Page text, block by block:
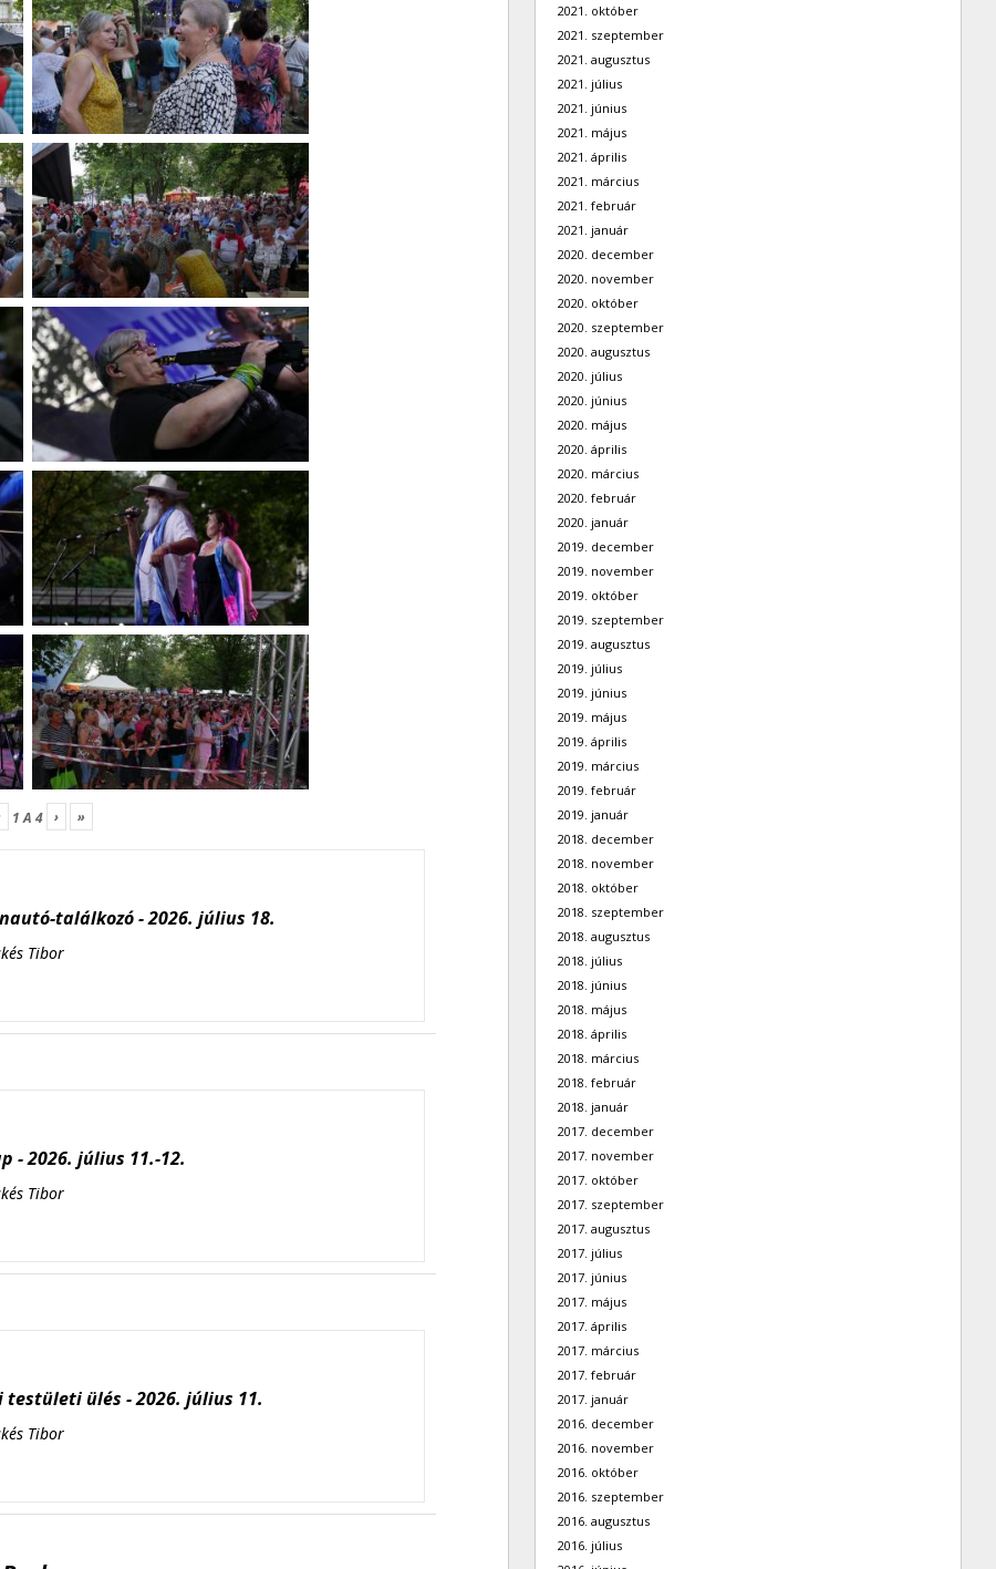
1A 4 › »
találkozó - 2026. július 18.
Tibor
- 2026. július 11.-12.
Tibor
testületi ülés - 2026. július 11.
Tibor
2021. október
2021. szeptember
2021. augusztus
2021. július
2021. június
2021. május
2021. április
2021. március
2021. február
2021. január
2020. december
2020. november
2020. október
2020. szeptember
2020. augusztus
2020. július
2020. június
2020. május
2020. április
2020. március
2020. február
2020. január
2019. december
2019. november
2019. október
2019. szeptember
2019. augusztus
2019. július
2019. június
2019. május
2019. április
2019. március
2019. február
2019. január
2018. december
2018. november
2018. október
2018. szeptember
2018. augusztus
2018. július
2018. június
2018. május
2018. április
2018. március
2018. február
2018. január
2017. december
2017. november
2017. október
2017. szeptember
2017. augusztus
2017. július
2017. június
2017. május
2017. április
2017. március
2017. február
2017. január
2016. december
2016. november
2016. október
2016. szeptember
2016. augusztus
2016. július